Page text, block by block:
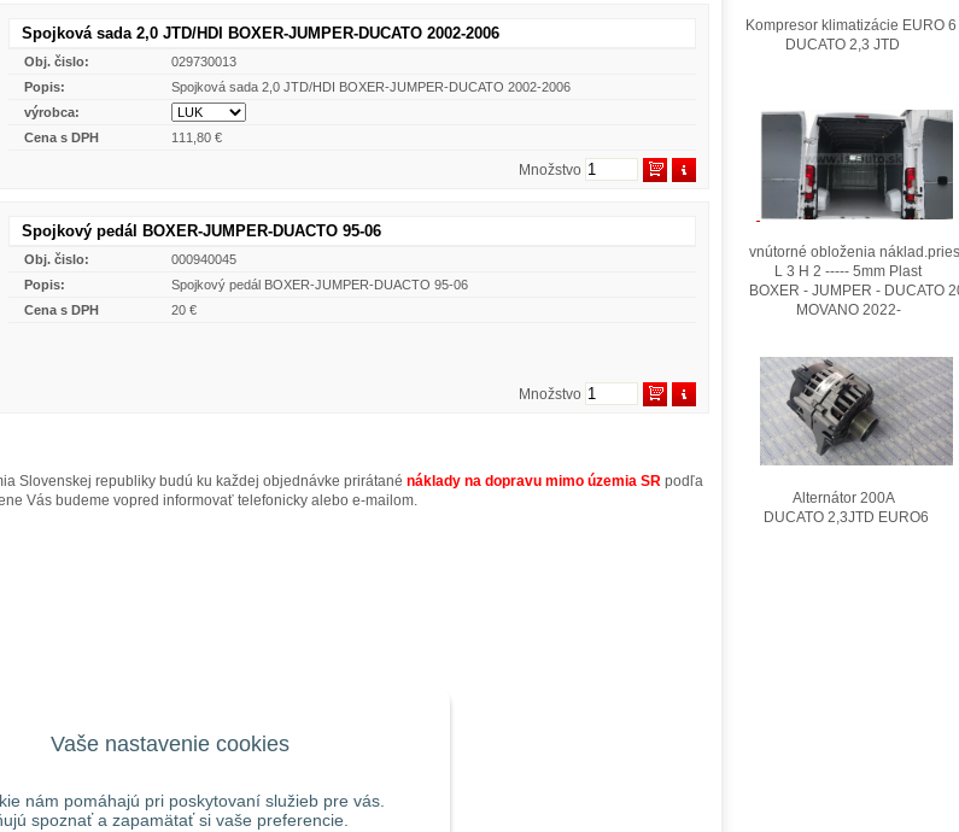
Vaše nastavenie cookies
nám pomáhajú pri poskytovaní služieb pre vás.
spoznať a zapamätať si vaše preferencie.
Spojková sada 2,0 JTD/HDI BOXER-JUMPER-DUCATO 2002-2006
Obj. čislo:
029730013
Popis:
Spojková sada 2,0 JTD/HDI BOXER-JUMPER-DUCATO 2002-2006
výrobca:
Cena s DPH
111,80 €
Množstvo
Spojkový pedál BOXER-JUMPER-DUACTO 95-06
Obj. čislo:
000940045
Popis:
Spojkový pedál BOXER-JUMPER-DUACTO 95-06
Cena s DPH
20 €
Množstvo
Slovenskej republiky budú ku každej objednávke prirátané náklady na dopravu mimo územia SR podľa
Vás budeme vopred informovať telefonicky alebo e-mailom.
Kompresor klimatizácie EURO 6
DUCATO 2,3 JTD
vnútorné obloženia
L 3 H 2 ----- 5mm Plast
BOXER - JUMPER - DUCATO
MOVANO 2022-
Alternátor 200A
DUCATO 2,3JTD EURO6